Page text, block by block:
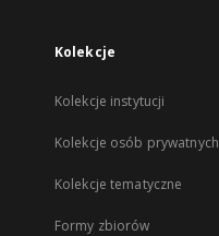
Kolekcje
Kolekcje instytucji
Kolekcje osób prywatnych
Kolekcje tematyczne
Formy zbiorów